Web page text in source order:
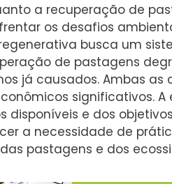
a recuperação de
os desafios
busca um
de pastagens
já causados. Ambas as
significativos.
disponíveis e dos
a necessidade de
pastagens e dos